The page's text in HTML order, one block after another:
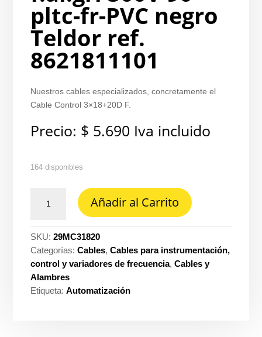
pltc-fr-PVC negro
Teldor ref.
8621811101
Nuestros cables especializados, concretamente el
Cable Control 3×18+20D F.
Precio: $ 5.690 Iva incluido
164 disponibles
control
con
20D
f.al.grl
300V
90°
Añadir al Carrito
SKU:29MC31820
Categorías:Cables,Cables para instrumentación,
control y variadores de frecuencia,Cables y
Alambres
Etiqueta:Automatización